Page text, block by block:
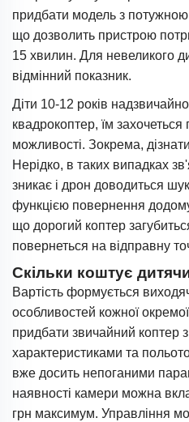
придбати модель з
що дозволить пристрою
15 хвилин. Для невеликого
відмінний показник.
Діти 10-12 років
квадрокоптер, їм захочеться
можливості. Зокрема,
Нерідко, в таких випадках
зникає і дрон доводиться
функцією повернення
що дорогий коптер
повернеться на відправну
Скільки коштує
Вартість формується
особливостей кожної
придбати звичайний коптер
характеристиками та
вже досить непоганими
наявності камери можна
грн максимум. Управління